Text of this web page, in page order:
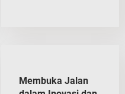
Membuka Jalan